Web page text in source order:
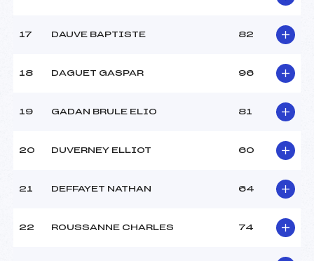
255.0000
Catégorie :
U12
17 DAUVE BAPTISTE 82
18 DAGUET GASPAR 96
19 GADAN BRULE ELIO 81
20 DUVERNEY ELLIOT 60
21 DEFFAYET NATHAN 64
22 ROUSSANNE CHARLES 74